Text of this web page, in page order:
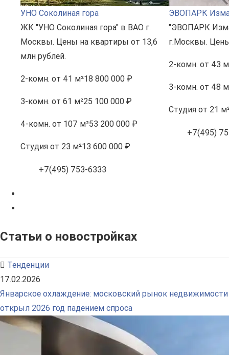
УНО Соколиная гора
ЖК "УНО Соколиная гора" в ВАО г.
Москвы. Цены на квартиры от 13,6
млн рублей.
2-комн. от 41 м²18 800 000 ₽
3-комн. от 61 м²25 100 000 ₽
4-комн. от 107 м²53 200 000 ₽
Студия от 23 м²13 600 000 ₽
+7(495) 753-6333
ЭВОПАРК
"ЭВОПАРК
г.Москвы.
2-комн. от 43
3-комн. от 48
Студия от 21
+7(495)
Статьи о новостройках
Тенденции
17.02.2026
Январское охлаждение: московский рынок недвижимости
открыл 2026 год падением спроса